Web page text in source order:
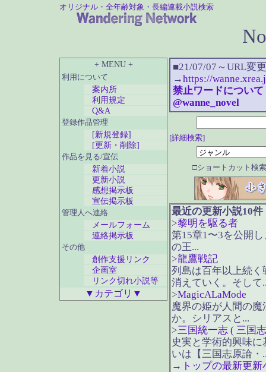
オリジナル・全年齢対象・長編連載小説検索
+ MENU +
利用について
案内所
利用規定
Q&A
登録作品管理
[新規登録]
[更新・削除]
作品を見る/宣伝
新着小説
更新小説
感想掲示板
宣伝掲示板
管理人へ連絡
メールフォーム
連絡掲示板
その他
創作支援リンク
企画室
リンク切れ小説等
▼カテゴリ▼
■21/07/07～URL変
→https://
禁止ワードについて
@wanne_novel
[詳細検索]
□ショートカット検索
最近の更新小説10件
>黎明を駆る者
第15章1〜3を公開
の王...
>龍鷹戦記
列島は百年以上続
消えていく。そして
>MagicALaMode
魔界の姫が人間の
か。シリアスと...
>三国統一志 ( 三国
史実と学術的興味
いは【三国志原論・
→ トップの最新更